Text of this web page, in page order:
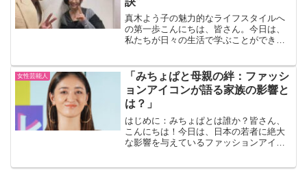
真木よう子の魅力的なライフスタイルへ
の第一歩こんにちは、皆さん。今日は、
私たちが日々の生活で学ぶことができ
す。 真木よう子さんと言えば、その美し
いルックスと、多彩な才能で...
女性芸能人
「みちょぱと母親の絆：ファッシ
ョンアイコンが語る家族の影響と
は？」
はじめに：みちょぱとは誰か？皆さん、
こんにちは！今日は、日本の若者に絶大
な影響を与えているファッションアイコ